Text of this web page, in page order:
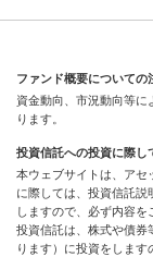
ファンド概要についての
資金動向、市況動向等に
ります。
投資信託への投資に際し
本ウェブサイトは、アセ
に際しては、投資信託
しますので、必ず内容を
投資信託は、株式や債券
ります）に投資をしま